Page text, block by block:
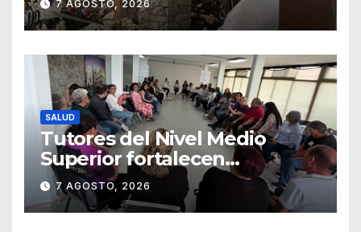
7 AGOSTO, 2026
SALUD
Tutores del Nivel Medio
Superior fortalecen
estrategias para la
prevención de la violencia en
el noviazgo
7 AGOSTO, 2026